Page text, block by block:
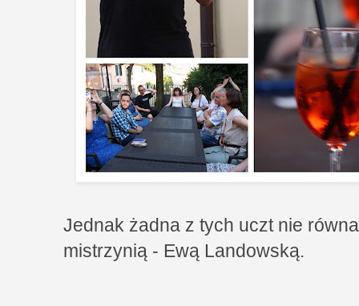
Jednak żadna z tych uczt nie
mistrzynią - Ewą Landowską.